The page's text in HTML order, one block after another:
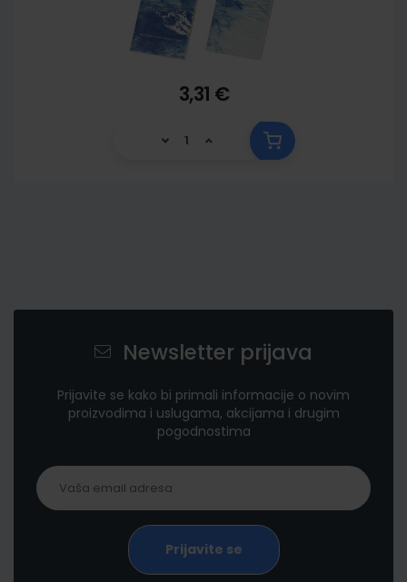
Newsletter prijava
Prijavite se kako bi primali informacije o novim
proizvodima i uslugama, akcijama i drugim
pogodnostima